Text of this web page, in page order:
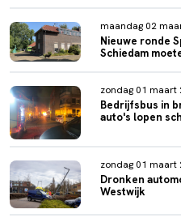
maandag 02
Nieuwe ronde
Schiedam
zondag 01 maart
Bedrijfsbus in
auto's lopen
zondag 01 maart
Dronken
Westwijk